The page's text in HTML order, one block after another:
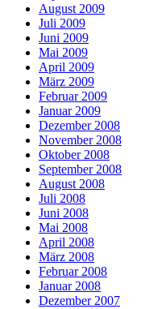
August 2009
Juli 2009
Juni 2009
Mai 2009
April 2009
März 2009
Februar 2009
Januar 2009
Dezember 2008
November 2008
Oktober 2008
September 2008
August 2008
Juli 2008
Juni 2008
Mai 2008
April 2008
März 2008
Februar 2008
Januar 2008
Dezember 2007